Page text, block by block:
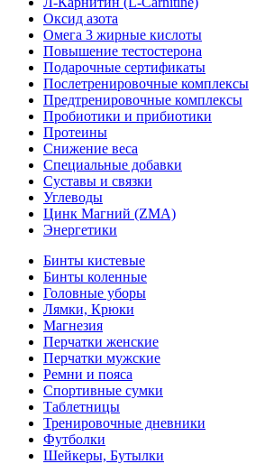
Оксид азота
Омега 3 жирные кислоты
Повышение тестостерона
Подарочные сертификаты
Послетренировочные комплексы
Предтренировочные комплексы
Пробиотики и прибиотики
Протеины
Снижение веса
Специальные добавки
Суставы и связки
Углеводы
Цинк Магний (ZMA)
Энергетики
Бинты кистевые
Бинты коленные
Головные уборы
Лямки, Крюки
Магнезия
Перчатки женские
Перчатки мужские
Ремни и пояса
Спортивные сумки
Таблетницы
Тренировочные дневники
Футболки
Шейкеры, Бутылки